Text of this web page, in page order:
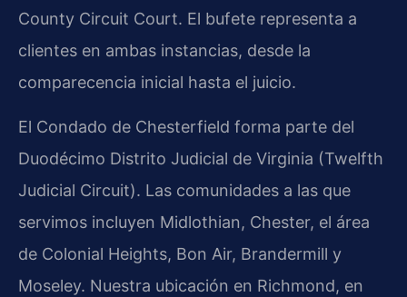
County Circuit Court. El bufete representa a
clientes en ambas instancias, desde la
comparecencia inicial hasta el juicio.
El Condado de Chesterfield forma parte del
Duodécimo Distrito Judicial de Virginia (Twelfth
Judicial Circuit). Las comunidades a las que
servimos incluyen Midlothian, Chester, el área
de Colonial Heights, Bon Air, Brandermill y
Moseley. Nuestra ubicación en Richmond, en